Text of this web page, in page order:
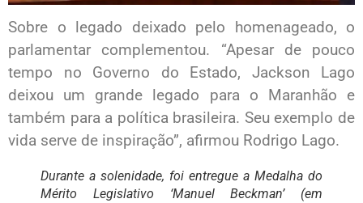
Sobre o legado deixado pelo homenageado, o
parlamentar complementou. “Apesar de pouco
tempo no Governo do Estado, Jackson Lago
deixou um grande legado para o Maranhão e
também para a política brasileira. Seu exemplo de
vida serve de inspiração”, afirmou Rodrigo Lago.
Durante a solenidade, foi entregue a Medalha do
Mérito Legislativo ‘Manuel Beckman’ (em